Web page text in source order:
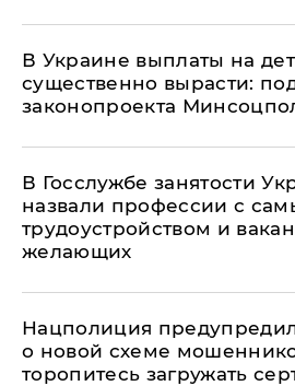
В Украине выплаты на
существенно вырасти:
законопроекта
В Госслужбе занятости
назвали профессии с
трудоустройством и
желающих
Нацполиция
о новой схеме
торопитесь загружать